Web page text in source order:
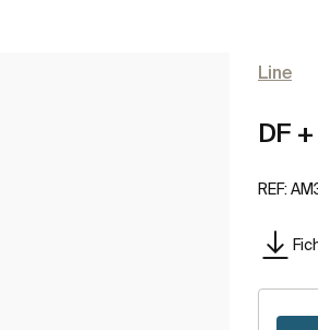
Line
DF
REF: